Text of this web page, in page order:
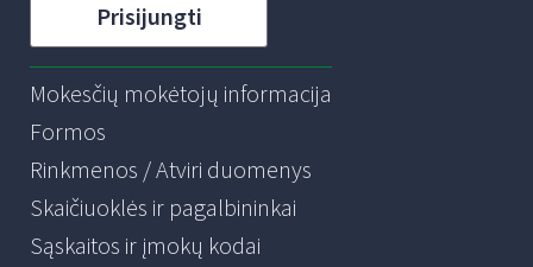
Prisijungti
Mokesčių mokėtojų informacija
Formos
Rinkmenos / Atviri duomenys
Skaičiuoklės ir pagalbininkai
Sąskaitos ir įmokų kodai